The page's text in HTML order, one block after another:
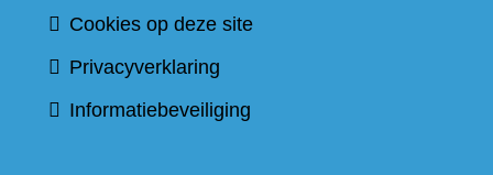
Cookies op deze site
Privacyverklaring
Informatiebeveiliging